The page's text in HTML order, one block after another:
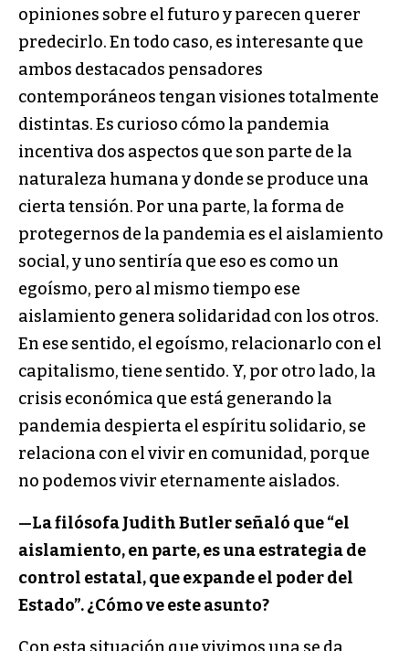
opiniones sobre el futuro y parecen querer
predecirlo. En todo caso, es interesante que
ambos destacados pensadores
contemporáneos tengan visiones totalmente
distintas. Es curioso cómo la pandemia
incentiva dos aspectos que son parte de la
naturaleza humana y donde se produce una
cierta tensión. Por una parte, la forma de
protegernos de la pandemia es el aislamiento
social, y uno sentiría que eso es como un
egoísmo, pero al mismo tiempo ese
aislamiento genera solidaridad con los otros.
En ese sentido, el egoísmo, relacionarlo con el
capitalismo, tiene sentido. Y, por otro lado, la
crisis económica que está generando la
pandemia despierta el espíritu solidario, se
relaciona con el vivir en comunidad, porque
no podemos vivir eternamente aislados.
—La filósofa Judith Butler señaló que “el
aislamiento, en parte, es una estrategia de
control estatal, que expande el poder del
Estado”. ¿Cómo ve este asunto?